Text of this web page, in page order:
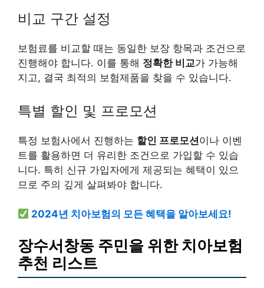
비교 구간 설정
보험료를 비교할 때는 동일한 보장 항목과 조건으로
진행해야 합니다. 이를 통해 정확한 비교가 가능해
지고, 결국 최적의 보험제품을 찾을 수 있습니다.
특별 할인 및 프로모션
특정 보험사에서 진행하는 할인 프로모션이나 이벤
트를 활용하면 더 유리한 조건으로 가입할 수 있습
니다. 특히 신규 가입자에게 제공되는 혜택이 있으
므로 주의 깊게 살펴봐야 합니다.
2024년 치아보험의 모든 혜택을 알아보세요!
장수서창동 주민을 위한 치아보험
추천 리스트